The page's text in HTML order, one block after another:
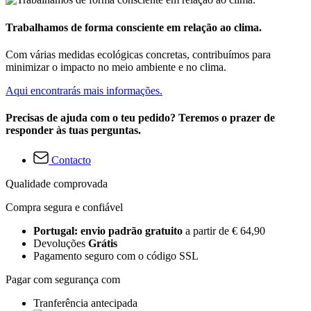
Trabalhamos de forma consciente em relação ao clima.
Com várias medidas ecológicas concretas, contribuímos para
minimizar o impacto no meio ambiente e no clima.
Aqui encontrarás mais informações.
Precisas de ajuda com o teu pedido? Teremos o prazer de
responder às tuas perguntas.
Contacto
Qualidade comprovada
Compra segura e confiável
Portugal: envio padrão gratuito a partir de € 64,90
Devoluções Grátis
Pagamento seguro com o código SSL
Pagar com segurança com
Tranferência antecipada